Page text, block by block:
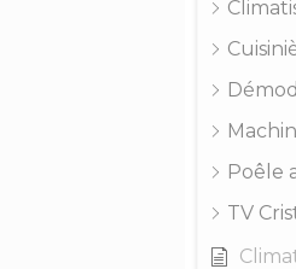
Poêle
TV